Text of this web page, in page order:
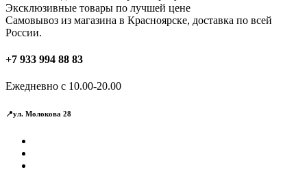
Эксклюзивные товары по лучшей цене
Самовывоз из магазина в Красноярске, доставка по всей
России.
+7 933 994 88 83
Ежедневно с 10.00-20.00
📍ул. Молокова 28